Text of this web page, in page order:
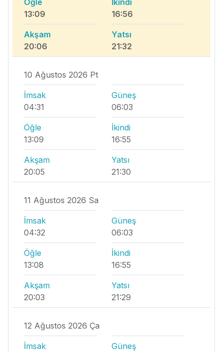
Öğle
13:09
İkindi
16:56
Akşam
20:06
Yatsı
21:32
10 Ağustos 2026 Pt
İmsak
04:31
Güneş
06:03
Öğle
13:09
İkindi
16:55
Akşam
20:05
Yatsı
21:30
11 Ağustos 2026 Sa
İmsak
04:32
Güneş
06:03
Öğle
13:08
İkindi
16:55
Akşam
20:03
Yatsı
21:29
12 Ağustos 2026 Ça
İmsak Güneş